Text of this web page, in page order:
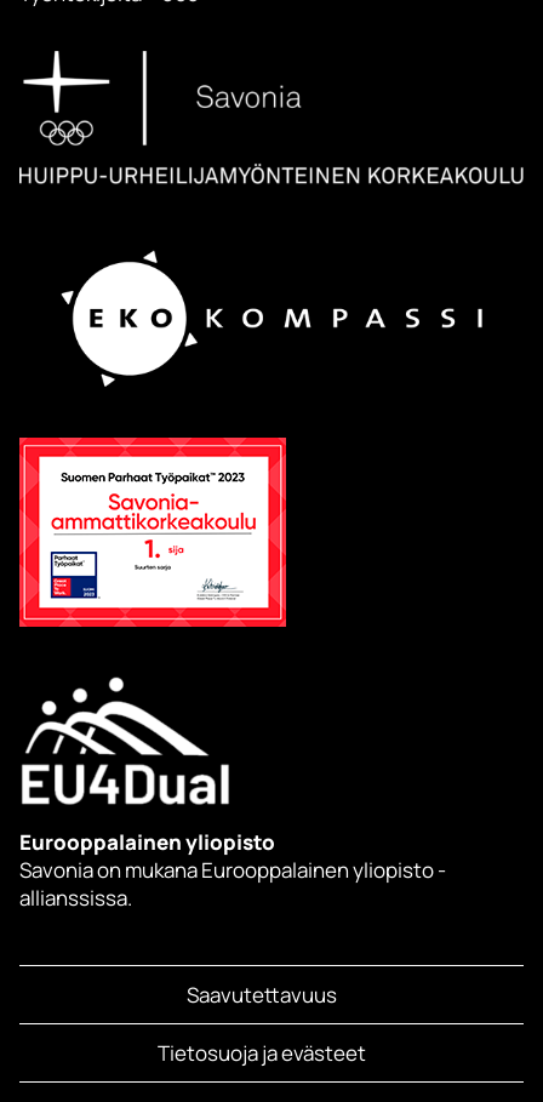
Eurooppalainen yliopisto
Savonia on mukana Eurooppalainen yliopisto -
allianssissa.
Saavutettavuus
Tietosuoja ja evästeet